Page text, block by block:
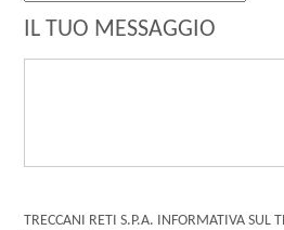
IL TUO MESSAGGIO
TRECCANI RETI S.P.A. INFORMATIVA SUL